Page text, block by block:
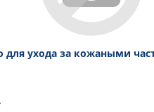
для ухода за кожаными